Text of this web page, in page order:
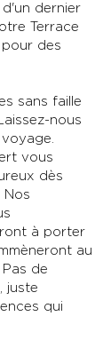
dernier
Terrace
des
sans faille
nous
vous
dès
Nos
à porter
au
de
juste
qui